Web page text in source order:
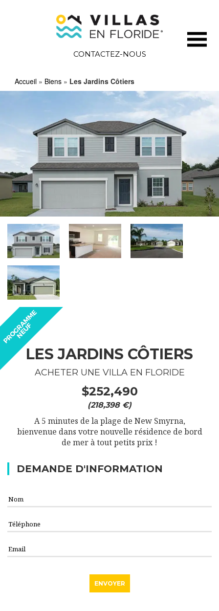
CONTACTEZ-NOUS
Accueil » Biens » Les Jardins Côtiers
LES JARDINS CÔTIERS
ACHETER UNE VILLA EN FLORIDE
$252,490
(218,398 €)
A 5 minutes de la plage de New Smyrna,
bienvenue dans votre nouvelle résidence de bord
de mer à tout petits prix !
DEMANDE D'INFORMATION